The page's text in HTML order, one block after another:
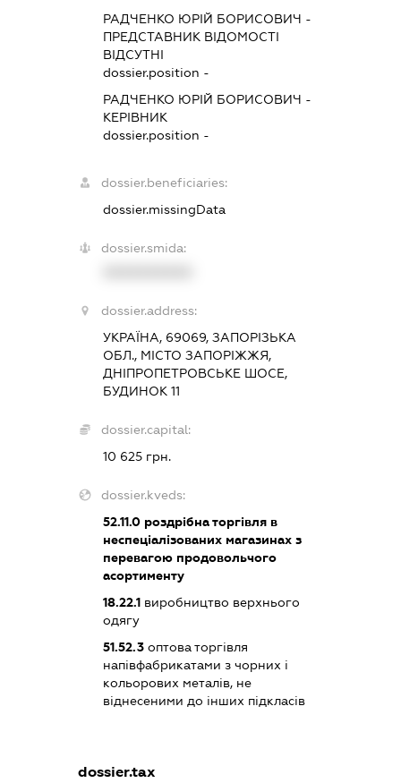
РАДЧЕНКО ЮРІЙ БОРИСОВИЧ -
ПРЕДСТАВНИК ВІДОМОСТІ
ВІДСУТНІ
dossier.position -
РАДЧЕНКО ЮРІЙ БОРИСОВИЧ -
КЕРІВНИК
dossier.position -
dossier.beneficiaries:
dossier.missingData
dossier.smida:
dossier.address:
УКРАЇНА, 69069, ЗАПОРІЗЬКА
ОБЛ., МІСТО ЗАПОРІЖЖЯ,
ДНІПРОПЕТРОВСЬКЕ ШОСЕ,
БУДИНОК 11
dossier.capital:
10 625 грн.
dossier.kveds:
52.11.0 роздрібна торгівля в
неспеціалізованих магазинах з
перевагою продовольчого
асортименту
18.22.1 виробництво верхнього
одягу
51.52.3 оптова торгівля
напівфабрикатами з чорних і
кольорових металів, не
віднесеними до інших підкласів
dossier.tax